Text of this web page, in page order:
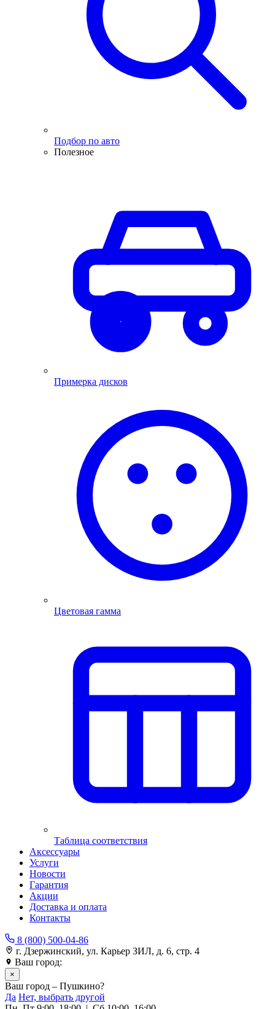
Подбор по авто
Полезное
Примерка дисков
Цветовая гамма
Таблица соответствия
Аксессуары
Услуги
Новости
Гарантия
Акции
Доставка и оплата
Контакты
8 (800) 500-04-86
г. Дзержинский, ул. Карьер ЗИЛ, д. 6, стр. 4
Ваш город:
×
Ваш город – Пушкино?
Да Нет, выбрать другой